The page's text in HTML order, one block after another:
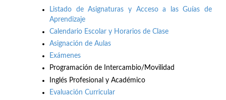
Listado de Asignaturas y Acceso a las Guías de
Aprendizaje
Calendario Escolar y Horarios de Clase
Asignación de Aulas
Exámenes
Programación de Intercambio/Movilidad
Inglés Profesional y Académico
Evaluación Curricular